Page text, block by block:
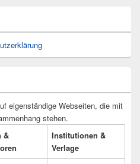
eigenständige Webseiten, die mit
stehen.
&
Institutionen &
Verlage